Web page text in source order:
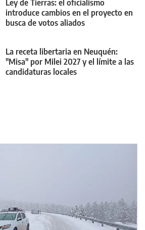
Ley de Tierras: el oficialismo
introduce cambios en el proyecto en
busca de votos aliados
La receta libertaria en Neuquén:
"Misa" por Milei 2027 y el límite a las
candidaturas locales